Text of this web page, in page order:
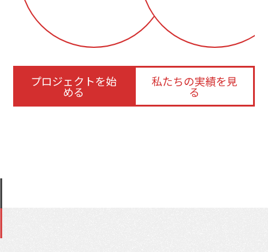
プロジェクトを始
める
私たちの実績を見
る